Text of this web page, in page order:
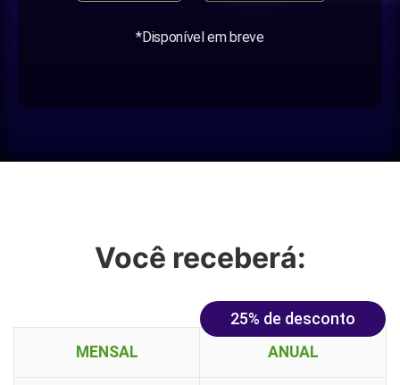
*Disponível em breve
Você receberá:
MENSAL
25% de desconto
ANUAL